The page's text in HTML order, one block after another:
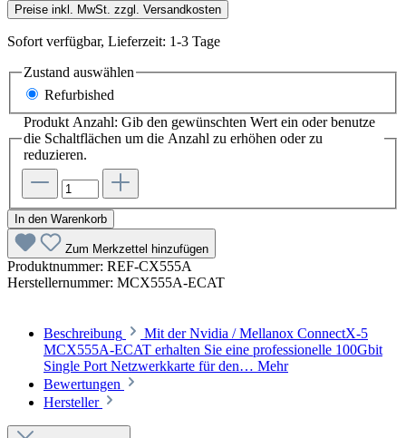
Preise inkl. MwSt. zzgl. Versandkosten
Sofort verfügbar, Lieferzeit: 1-3 Tage
Zustand auswählen
Refurbished
Produkt Anzahl: Gib den gewünschten Wert ein oder benutze
die Schaltflächen um die Anzahl zu erhöhen oder zu
reduzieren.
In den Warenkorb
Zum Merkzettel hinzufügen
Produktnummer: REF-CX555A
Herstellernummer: MCX555A-ECAT
Beschreibung
Mit der Nvidia / Mellanox ConnectX-5
MCX555A-ECAT erhalten Sie eine professionelle 100Gbit
Single Port Netzwerkkarte für den… Mehr
Bewertungen
Hersteller